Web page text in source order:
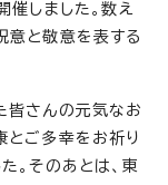
しました。数え
意と敬意を表する
皆さんの元気なお
とご多幸をお祈り
。そのあとは、東